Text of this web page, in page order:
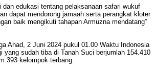
edukasi tentang pelaksanaan safari wukuf
dapat mendorong jamaah serta perangkat kloter
baik mengikuti tahapan Armuzna mendatang”
Ahad, 2 Juni 2024 pukul 01.00 Waktu Indonesia
yang sudah tiba di Tanah Suci berjumlah 154.410
393 kelompok terbang.